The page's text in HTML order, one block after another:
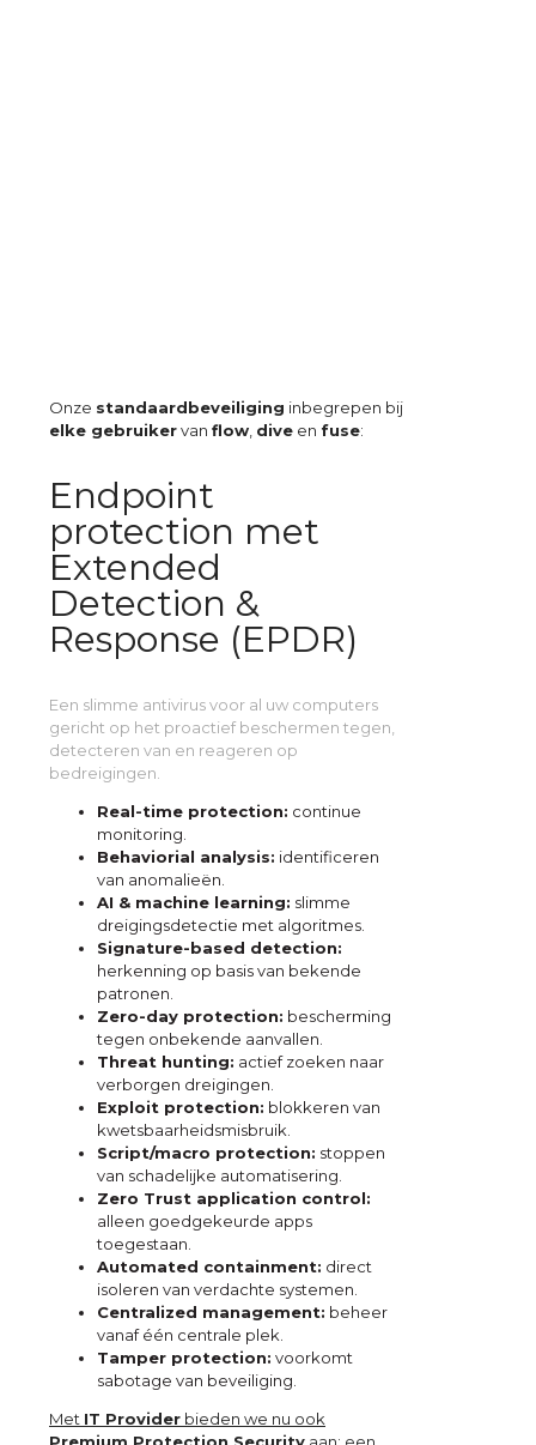
Onze standaardbeveiliging inbegrepen bij
elke gebruikervan flow dive en fuse:
Endpoint
protection met
Extended
Detection &
Response (EPDR)
Een slimme antivirus voor al uw computers
gericht op het proactief beschermen tegen,
detecteren van en reageren op
bedreigingen.
Real-time protection: continue
monitoring.
Behaviorial analysis: identificeren
van anomalieën.
AI & machine learning: slimme
dreigingsdetectie met algoritmes.
Signature-based detection:
herkenning op basis van bekende
patronen.
Zero-day protection: bescherming
tegen onbekende aanvallen.
Threat hunting: actief zoeken naar
verborgen dreigingen.
Exploit protection: blokkeren van
kwetsbaarheidsmisbruik.
Script/macro protection: stoppen
van schadelijke automatisering.
Zero Trust application control:
alleen goedgekeurde apps
toegestaan.
Automated containment: direct
isoleren van verdachte systemen.
Centralized management: beheer
vanaf één centrale plek.
Tamper protection: voorkomt
sabotage van beveiliging.
Met IT Provider bieden we nu ook